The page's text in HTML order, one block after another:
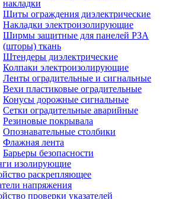
накладки
Щиты ограждения диэлектрические
Накладки электроизолирующие
Ширмы защитные для панелей РЗА
(шторы) ткань
Штендеры диэлектрические
Колпаки электроизолирующие
Ленты оградительные и сигнальные
Вехи пластиковые оградительные
Конусы дорожные сигнальные
Сетки оградительные аварийные
Резиновые покрывала
Опознавательные столбики
Флажная лента
Барьеры безопасности
изолирующие
раскрепляющее
напряжения
проверки указателей